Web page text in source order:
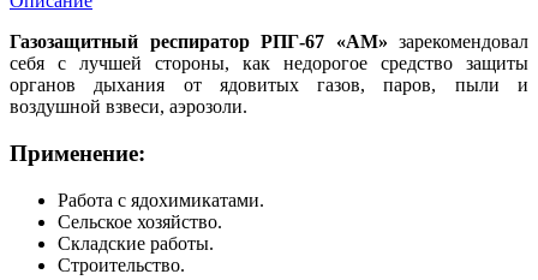
Газозащитный респиратор РПГ-67 «АМ» зарекомендовал
себя с лучшей стороны, как недорогое средство защиты
органов дыхания от ядовитых газов, паров, пыли и
воздушной взвеси, аэрозоли.
Применение:
Работа с ядохимикатами.
Сельское хозяйство.
Складские работы.
Строительство.